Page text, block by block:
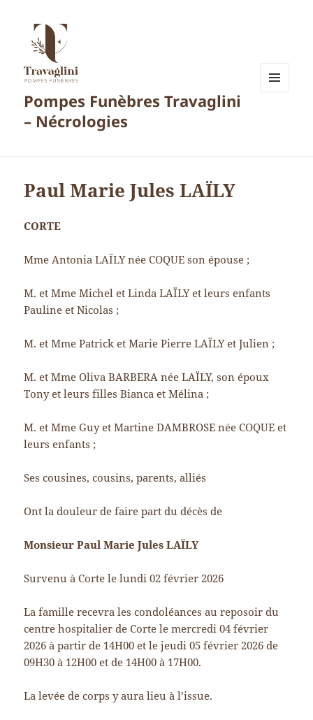
Pompes Funèbres Travaglini
– Nécrologies
Paul Marie Jules LAÏLY
CORTE
Mme Antonia LAÏLY née COQUE son épouse ;
M. et Mme Michel et Linda LAÏLY et leurs enfants
Pauline et Nicolas ;
M. et Mme Patrick et Marie Pierre LAÏLY et Julien ;
M. et Mme Oliva BARBERA née LAÏLY, son époux
Tony et leurs filles Bianca et Mélina ;
M. et Mme Guy et Martine DAMBROSE née COQUE et
leurs enfants ;
Ses cousines, cousins, parents, alliés
Ont la douleur de faire part du décès de
Monsieur Paul Marie Jules LAÏLY
Survenu à Corte le lundi 02 février 2026
La famille recevra les condoléances au reposoir du
centre hospitalier de Corte le mercredi 04 février
2026 à partir de 14H00 et le jeudi 05 février 2026 de
09H30 à 12H00 et de 14H00 à 17H00.
La levée de corps y aura lieu à l’issue.